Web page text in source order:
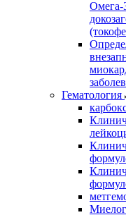
Омега-
Гематология